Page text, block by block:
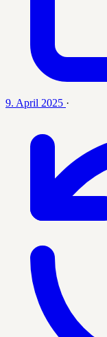
9. April 2025 ·